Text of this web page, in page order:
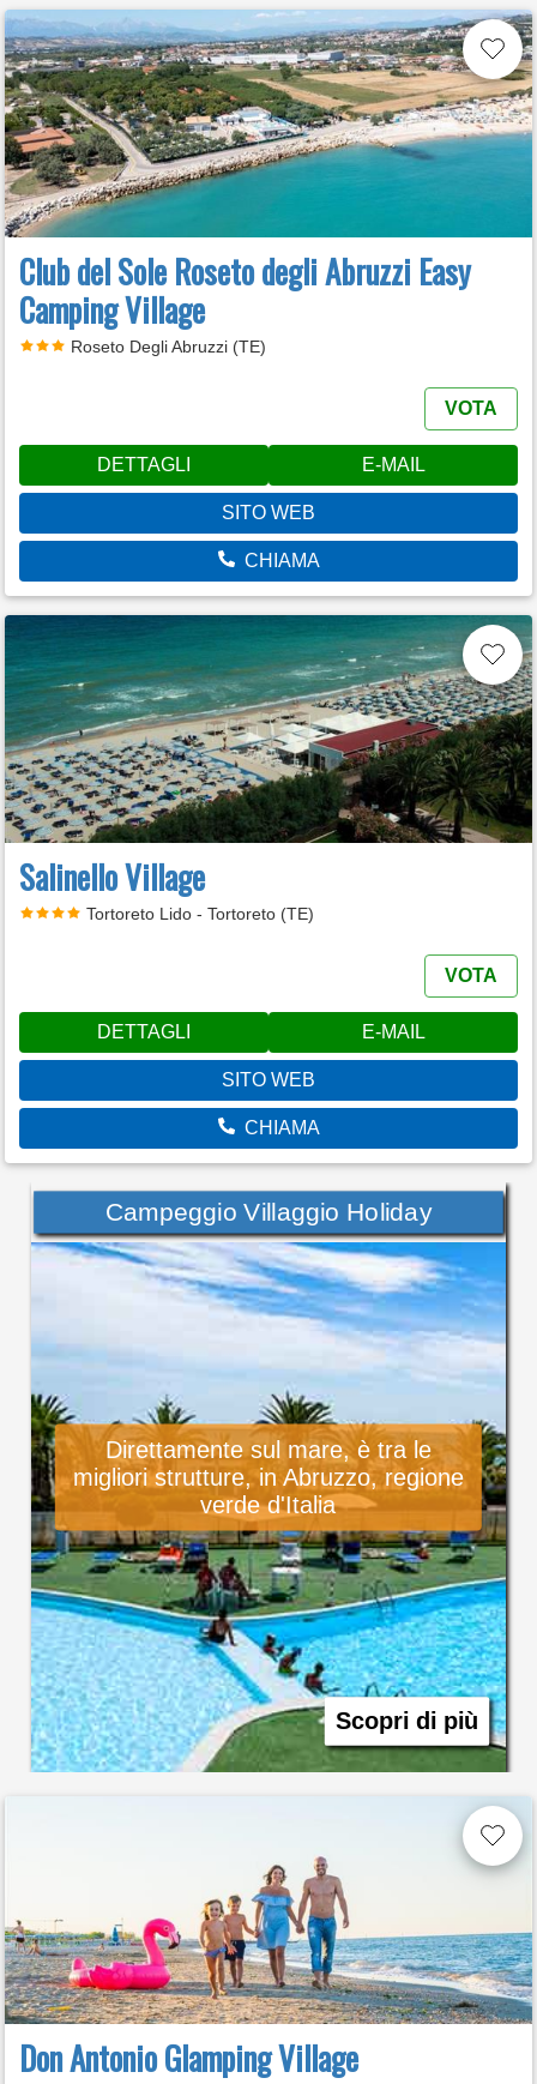
Club del Sole Roseto degli Abruzzi Easy
Camping Village
Roseto Degli Abruzzi (TE)
VOTA
DETTAGLI E-MAIL
SITO WEB
CHIAMA
Salinello Village
Tortoreto Lido - Tortoreto (TE)
VOTA
DETTAGLI E-MAIL
SITO WEB
CHIAMA
Campeggio Villaggio Holiday
Direttamente sul mare, è tra le
migliori strutture, in Abruzzo, regione
verde d'Italia
Scopri di più
Don Antonio Glamping Village